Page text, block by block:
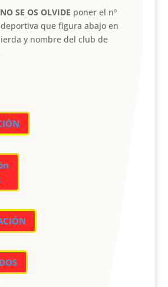
SE OS OLVIDE poner el nº
que figura abajo en
y nombre del club de